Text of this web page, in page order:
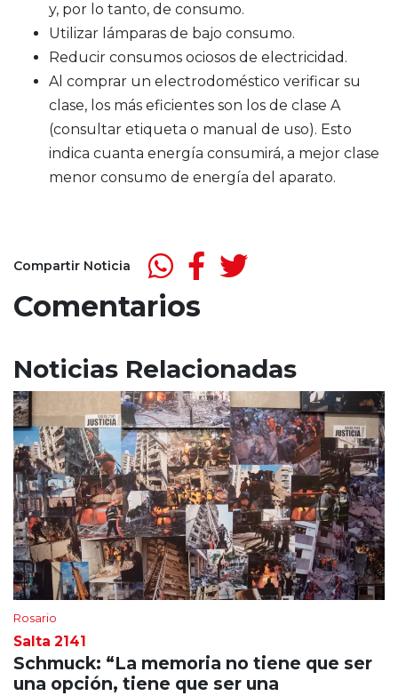
y, por lo tanto, de consumo.
Utilizar lámparas de bajo consumo.
Reducir consumos ociosos de electricidad.
Al comprar un electrodoméstico verificar su
clase, los más eficientes son los de clase A
(consultar etiqueta o manual de uso). Esto
indica cuanta energía consumirá, a mejor clase
menor consumo de energía del aparato.
Compartir Noticia
Comentarios
Noticias Relacionadas
Rosario
Salta 2141
Schmuck: “La memoria no tiene que ser
una opción, tiene que ser una